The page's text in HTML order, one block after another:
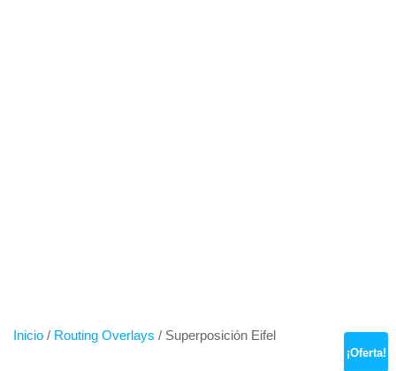
Inicio / Routing Overlays / Superposición Eifel
¡Oferta!